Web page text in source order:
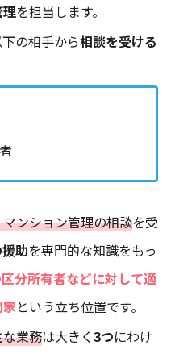
を担当します。
の相手から相談を受ける
ンション管理の相談を受
助を専門的な知識をもっ
分所有者などに対して適
という立ち位置です。
業務は大きく3つにわけ